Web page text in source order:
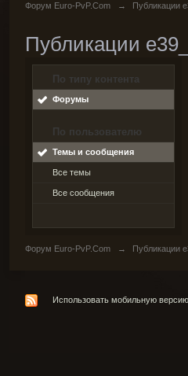
Форум Euro-PvP.Com → Публикации
Публикации
По типу контента
Форумы
По пользователю
Темы и сообщения
Все темы
Все сообщения
Форум Euro-PvP.Com → Публикации
Использовать мобильную версию